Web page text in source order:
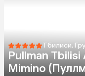
Тбилиси,
Pullman Tbilisi
Mimino